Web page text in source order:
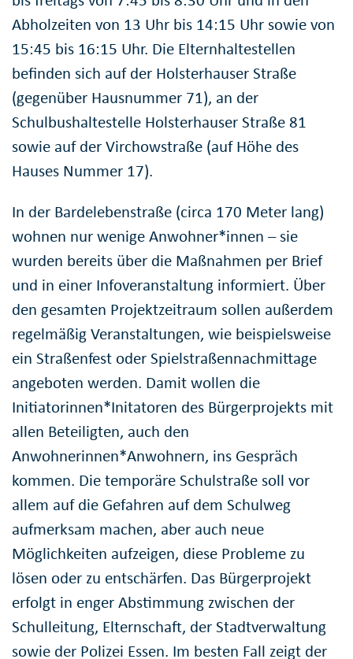
Abholzeiten von 13 Uhr bis 14:15 Uhr sowie von
15:45 bis 16:15 Uhr. Die Elternhaltestellen
befinden sich auf der Holsterhauser Straße
(gegenüber Hausnummer 71), an der
Schulbushaltestelle Holsterhauser Straße 81
sowie auf der Virchowstraße (auf Höhe des
Hauses Nummer 17).
In der Bardelebenstraße (circa 170 Meter lang)
wohnen nur wenige Anwohner*innen – sie
wurden bereits über die Maßnahmen per Brief
und in einer Infoveranstaltung informiert. Über
den gesamten Projektzeitraum sollen außerdem
regelmäßig Veranstaltungen, wie beispielsweise
ein Straßenfest oder Spielstraßennachmittage
angeboten werden. Damit wollen die
Initiatorinnen*Initatoren des Bürgerprojekts mit
allen Beteiligten, auch den
Anwohnerinnen*Anwohnern, ins Gespräch
kommen. Die temporäre Schulstraße soll vor
allem auf die Gefahren auf dem Schulweg
aufmerksam machen, aber auch neue
Möglichkeiten aufzeigen, diese Probleme zu
lösen oder zu entschärfen. Das Bürgerprojekt
erfolgt in enger Abstimmung zwischen der
Schulleitung, Elternschaft, der Stadtverwaltung
sowie der Polizei Essen. Im besten Fall zeigt der